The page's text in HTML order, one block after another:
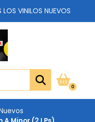
VINILOS NUEVOS
0